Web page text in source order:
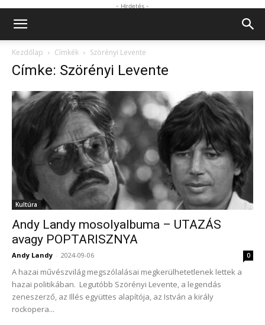
- Hirdetés -
Kezdőlap Címkék Szörényi Levente
Címke: Szörényi Levente
Kultúra
Andy Landy mosolyalbuma – UTAZÁS
avagy POPTARISZNYA
Andy Landy - 2024-09-06 0
A hazai művészvilág megszólalásai megkerülhetetlenek lettek a
hazai politikában. Legutóbb Szörényi Levente, a legendás
zeneszerző, az Illés együttes alapítója, az István a király
rockopera...